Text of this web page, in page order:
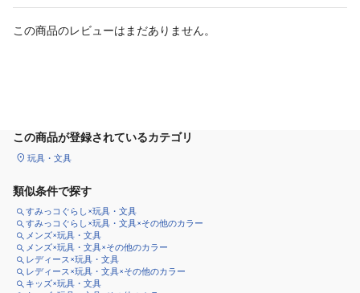
この商品のレビューはまだありません。
この商品が登録されているカテゴリ
玩具・文具
類似条件で探す
すみっコぐらし×玩具・文具
すみっコぐらし×玩具・文具×その他のカラー
メンズ×玩具・文具
メンズ×玩具・文具×その他のカラー
レディース×玩具・文具
レディース×玩具・文具×その他のカラー
キッズ×玩具・文具